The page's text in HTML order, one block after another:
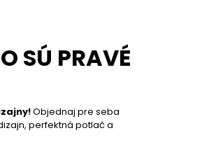
SÚ PRAVÉ
Objednaj pre seba
perfektná potlač a